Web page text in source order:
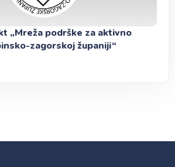
„Mreža podrške za aktivno
zagorskoj županiji“